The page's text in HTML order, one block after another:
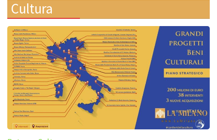
Cultura